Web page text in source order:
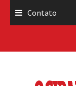
Contato